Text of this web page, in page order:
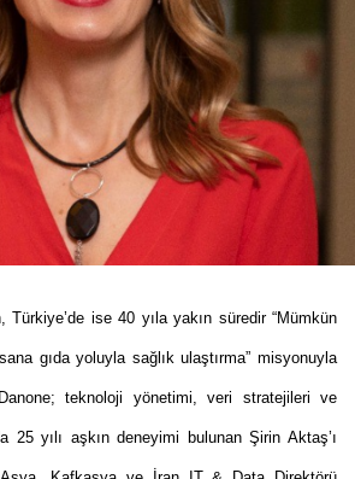
Türkiye’de ise 40 yıla yakın süredir “Mümkün
gıda yoluyla sağlık ulaştırma” misyonuyla
teknoloji yönetimi, veri stratejileri ve
25 yılı aşkın deneyimi bulunan Şirin Aktaş’ı